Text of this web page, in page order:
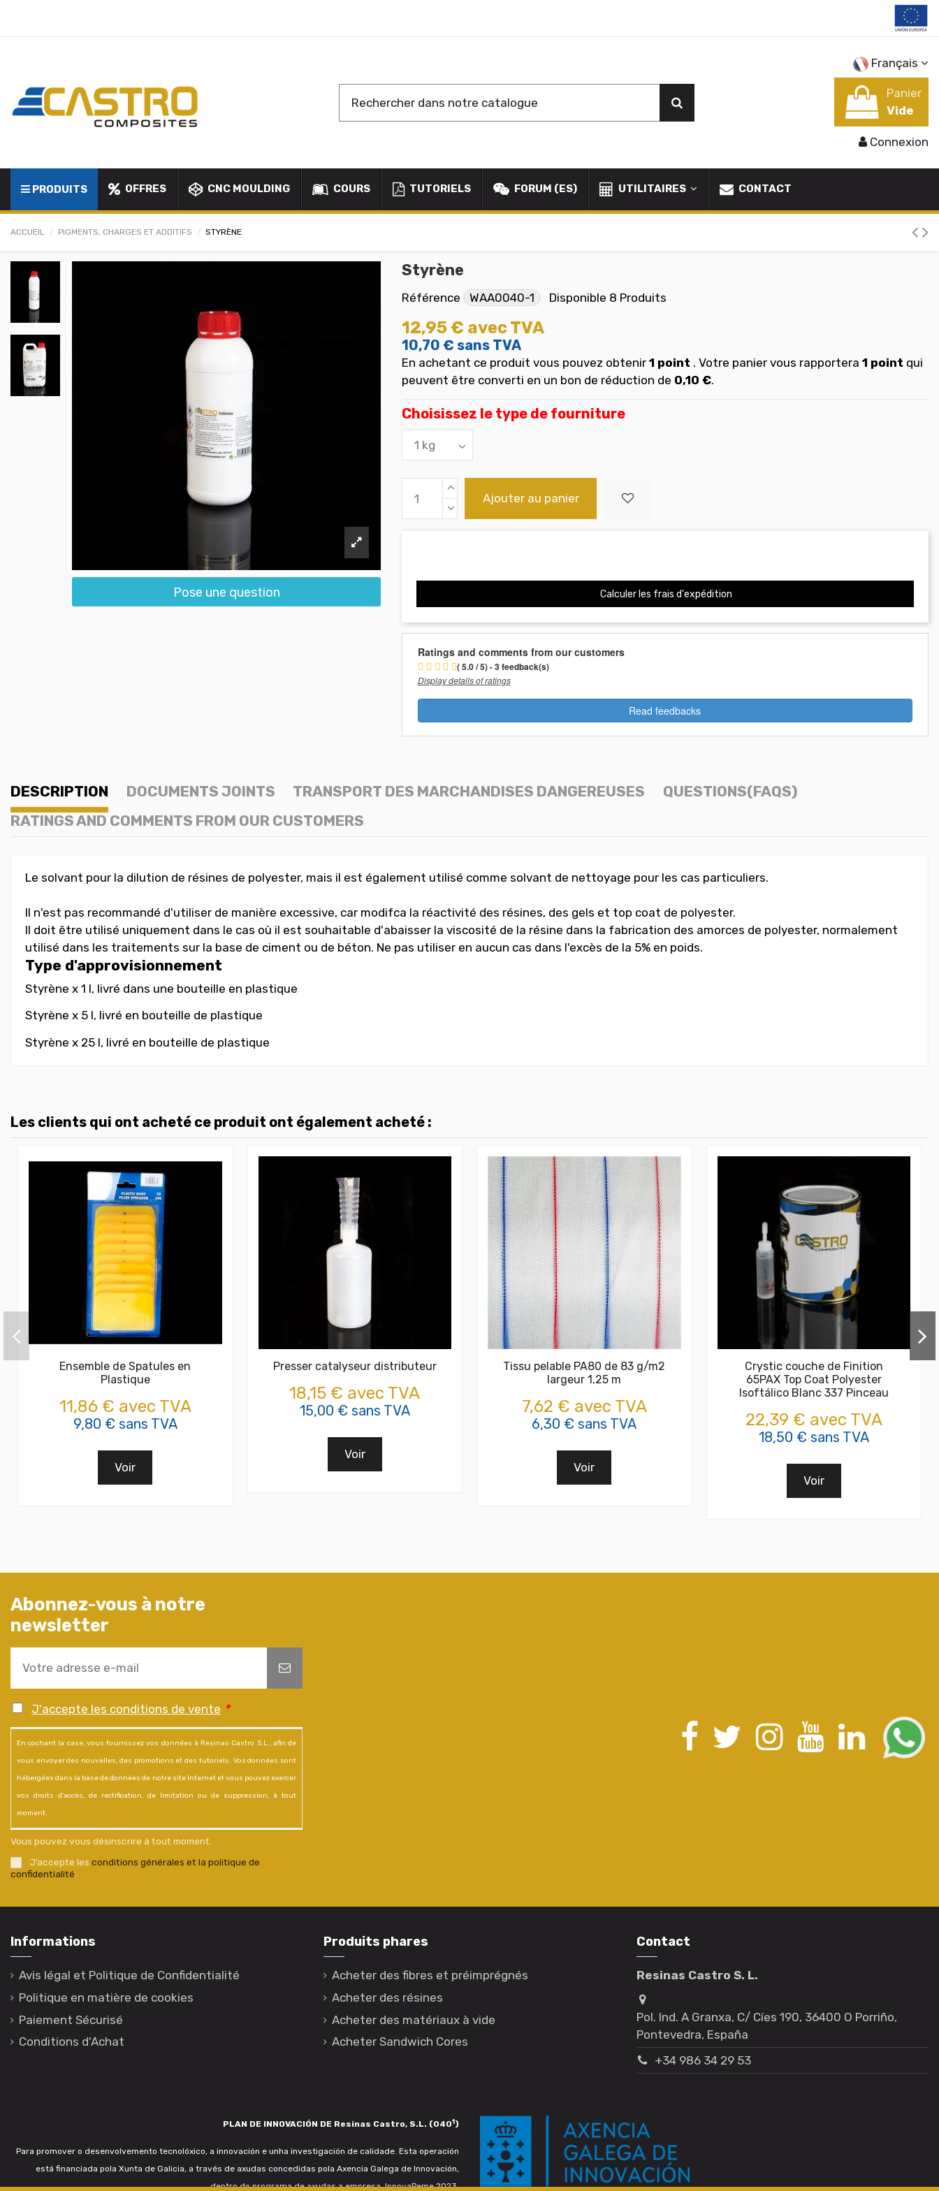
Français
Panier
Vide
Connexion
PRODUITS OFFRES CNC MOULDING COURS TUTORIELS FORUM (ES) UTILITAIRES CONTACT
ACCUEIL PIGMENTS, CHARGES ET ADDITIFS STYRÈNE
Pose une question
Styrène
Référence WAA0040-1 Disponible 8 Produits
12,95 € avec TVA
10,70 € sans TVA
En achetant ce produit vous pouvez obtenir 1 point . Votre panier vous rapportera 1 point qui
peuvent être converti en un bon de réduction de 0,10 €.
Choisissez le type de fourniture
Ajouter au panier
Calculer les frais d'expédition
Ratings and comments from our customers
( 5.0 / 5) - 3 feedback(s)
Display details of ratings
Read feedbacks
DESCRIPTION DOCUMENTS JOINTS TRANSPORT DES MARCHANDISES DANGEREUSES
QUESTIONS(FAQS)
RATINGS AND COMMENTS FROM OUR CUSTOMERS
Le solvant pour la dilution de résines de polyester, mais il est également utilisé comme solvant de nettoyage pour les cas particuliers.
Il n'est pas recommandé d'utiliser de manière excessive, car modifca la réactivité des résines, des gels et top coat de polyester.
Il doit être utilisé uniquement dans le cas où il est souhaitable d'abaisser la viscosité de la résine dans la fabrication des amorces de polyester, normalement
utilisé dans les traitements sur la base de ciment ou de béton. Ne pas utiliser en aucun cas dans l'excès de la 5% en poids.
Type d'approvisionnement
Styrène x 1 l, livré dans une bouteille en plastique
Styrène x 5 l, livré en bouteille de plastique
Styrène x 25 l, livré en bouteille de plastique
Les clients qui ont acheté ce produit ont également acheté :
Ensemble de Spatules en
Plastique
11,86 € avec TVA
9,80 € sans TVA
Voir
Presser catalyseur distributeur
18,15 € avec TVA
15,00 € sans TVA
Voir
Tissu pelable PA80 de 83 g/m2
largeur 1,25 m
7,62 € avec TVA
6,30 € sans TVA
Voir
Crystic couche de Finition
65PAX Top Coat Polyester
Isoftálico Blanc 337 Pinceau
22,39 € avec TVA
18,50 € sans TVA
Voir
Abonnez-vous à notre
newsletter
J'accepte les conditions de vente *
En cochant la case, vous fournissez vos données à Resinas Castro S.L., afin de
vous envoyer des nouvelles, des promotions et des tutoriels. Vos données sont
hébergées dans la base de données de notre site Internet et vous pouvez exercer
vos droits d'accès, de rectification, de limitation ou de suppression, à tout
moment.
Vous pouvez vous désinscrire à tout moment.
J’accepte les conditions générales et la politique de
confidentialité.
Informations
Avis légal et Politique de Confidentialité
Politique en matière de cookies
Paiement Sécurisé
Conditions d'Achat
Produits phares
Acheter des fibres et préimprégnés
Acheter des résines
Acheter des matériaux à vide
Acheter Sandwich Cores
Contact
Resinas Castro S. L.
Pol. Ind. A Granxa, C/ Cíes 190, 36400 O Porriño,
Pontevedra, España
+34 986 34 29 53
PLAN DE INNOVACIÓN DE Resinas Castro, S.L. (0401 )
Para promover o desenvolvemento tecnolóxico, a innovación e unha investigación de calidade. Esta operación
está financiada pola Xunta de Galicia, a través de axudas concedidas pola Axencia Galega de Innovación,
dentro do programa de axudas a empresa. InnovaPeme 2023.